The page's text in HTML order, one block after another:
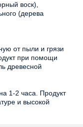
воск),
(дерева
от пыли и грязи
при помощи
древесной
1-2 часа. Продукт
и высокой